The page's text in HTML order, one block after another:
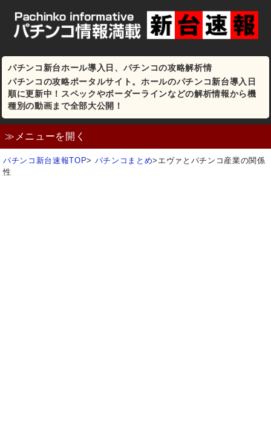
パチンコ新台ホール導入日、パチンコの攻略解析情
パチンコの攻略ポータルサイト。ホールのパチンコ新台導入日
順に更新中！スペックやボーダーラインなどの解析情報から機
種別の動画まで全部大公開！
≫メニューを開く
パチンコ新台速報TOP> パチンコまとめ> エヴァとパチンコ産業の関係
性